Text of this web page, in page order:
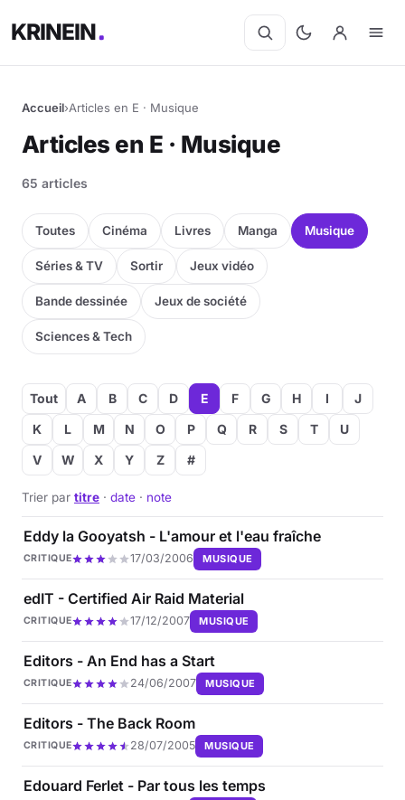
KRINEIN
Accueil›Articles en E · Musique
Articles en E · Musique
65 articles
Toutes Cinéma Livres Manga Musique
Séries & TV Sortir Jeux vidéo
Bande dessinée Jeux de société
Sciences & Tech
Tout A B C D E F G H I
J
K
L M N O P Q R S T
U
V
W X Y Z #
Trier par titre · date · note
Eddy la Gooyatsh - L'amour et l'eau fraîche
CRITIQUE 17/03/2006 MUSIQUE
edIT - Certified Air Raid Material
CRITIQUE 17/12/2007 MUSIQUE
Editors - An End has a Start
CRITIQUE 24/06/2007 MUSIQUE
Editors - The Back Room
CRITIQUE 28/07/2005 MUSIQUE
Edouard Ferlet - Par tous les temps